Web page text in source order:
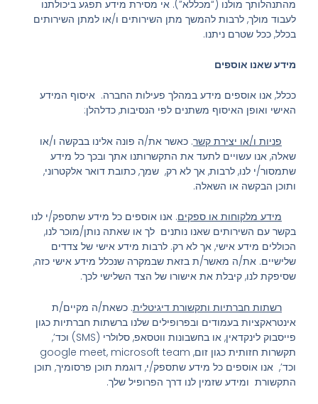
מהתנהלותך מולנו (“מכללא”). אי מסירת מידע תפגע ביכולתנו
לעבוד מולך, לרבות להמשך מתן השירותים ו/או למתן השירותים
בכלל, ככל שטרם ניתנו.
מידע שאנו אוספים
ככלל, אנו אוספים מידע במהלך פעילות החברה. איסוף המידע
האישי ואופן האיסוף משתנים לפי הנסיבות, כדלהלן:
פניות ו/או יצירת קשר. כאשר את/ה פונה אלינו בבקשה ו/או
שאלה, אנו עשויים לתעד את התקשרותנו אתך ובכך כל מידע
שתמסור/י לנו, לרבות, אך לא רק, שמך, כתובת דואר אלקטרוני,
ותוכן הבקשה או השאלה.
מידע מלקוחות או ספקים. אנו אוספים כל מידע שתספק/י לנו
בקשר עם השירותים שאנו נותנים לך או שאתה נותן/מוכר לנו,
הכוללים מידע אישי, אך לא רק. לרבות מידע אישי של צדדים
שלישיים. את/ה מאשר/ת בזאת שבמקרה שנכלל מידע אישי כזה,
שסיפקת לנו, קיבלת את אישורו של הצד השלישי לכך.
רשתות חברתיות ותקשורת דיגיטלית. כשאת/ה מקיים/ת
אינטראקציות בעמודים ובפרופילים שלנו ברשתות חברתיות כגון
פייסבוק לינקדאין, או בחשבונות ווטסאפ, סלולרי (SMS) וכד’,
תקשרות חזותית כגון זום, google meet, microsoft team
וכד’, אנו אוספים כל מידע שתספק/י, דוגמת תוכן פרסומיך, תוכן
התקשורת ומידע שזמין לנו דרך הפרופיל שלך.